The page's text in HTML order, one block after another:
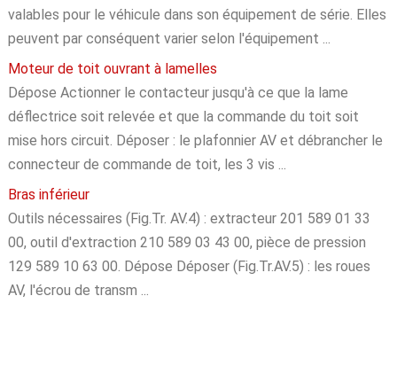
valables pour le véhicule dans son équipement de série. Elles
peuvent par conséquent varier selon l'équipement ...
Moteur de toit ouvrant à lamelles
Dépose Actionner le contacteur jusqu'à ce que la lame
déflectrice soit relevée et que la commande du toit soit
mise hors circuit. Déposer : le plafonnier AV et débrancher le
connecteur de commande de toit, les 3 vis ...
Bras inférieur
Outils nécessaires (Fig.Tr. AV.4) : extracteur 201 589 01 33
00, outil d'extraction 210 589 03 43 00, pièce de pression
129 589 10 63 00. Dépose Déposer (Fig.Tr.AV.5) : les roues
AV, l'écrou de transm ...